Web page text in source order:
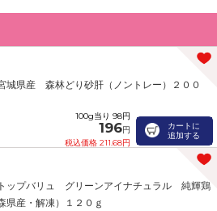
城県産 森林どり砂肝（ノントレー）２００
100g当り 98円
196円
税込価格 211.68円
カートに
追加する
トップバリュ グリーンアイナチュラル 純輝鶏
県産・解凍）１２０ｇ